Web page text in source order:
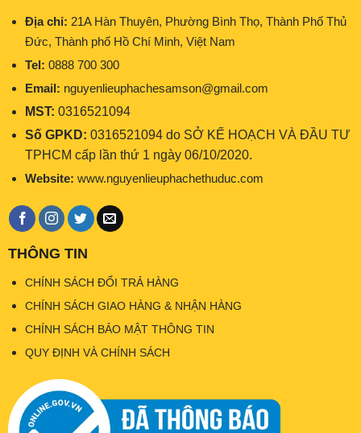
Địa chỉ: 21A Hàn Thuyên, Phường Bình Thọ, Thành Phố Thủ
Đức, Thành phố Hồ Chí Minh, Việt Nam
Tel: 0888 700 300
Email: nguyenlieuphachesamson@gmail.com
MST: 0316521094
Số GPKD: 0316521094 do SỞ KẾ HOẠCH VÀ ĐẦU TƯ
TPHCM cấp lần thứ 1 ngày 06/10/2020.
Website: www.nguyenlieuphachethuduc.com
THÔNG TIN
CHÍNH SÁCH ĐỔI TRẢ HÀNG
CHÍNH SÁCH GIAO HÀNG & NHẬN HÀNG
CHÍNH SÁCH BẢO MẬT THÔNG TIN
QUY ĐỊNH VÀ CHÍNH SÁCH